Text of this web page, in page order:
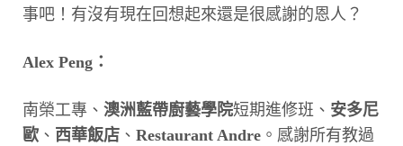
事吧！有沒有現在回想起來還是很感謝的恩人？
Alex Peng：
南榮工專、 澳洲藍帶廚藝學院短期進修班、 安多尼
歐 、 西華飯店 、 Restaurant Andre 。感謝所有教過